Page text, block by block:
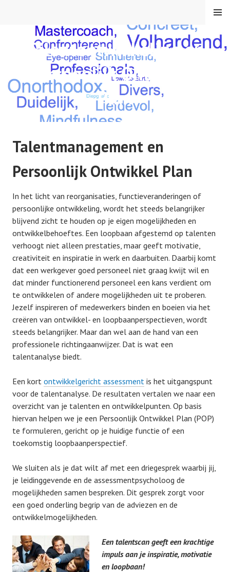
MBA HUMAN CAPITAL
MENU
Talentontwikkeling en
Persoonlijk Ontwikkel
Plan
Talentmanagement en
Persoonlijk Ontwikkel Plan
In het licht van reorganisaties, functieveranderingen of
persoonlijke ontwikkeling, wordt het steeds belangrijker
blijvend zicht te houden op je eigen mogelijkheden en
ontwikkelbehoeftes. Een loopbaan afgestemd op talenten
verhoogt niet alleen prestaties, maar geeft motivatie,
creativiteit en inspiratie in werk en daarbuiten. Daarbij komt
dat een werkgever goed personeel niet graag kwijt wil en
dat minder functionerend personeel een kans verdient om
te ontwikkelen of andere mogelijkheden uit te proberen.
Jezelf inspireren of medewerkers binden en boeien via het
creëren van ontwikkel- en loopbaanperspectieven, wordt
steeds belangrijker. Maar dan wel aan de hand van een
professionele richtingaanwijzer. Dat is wat een
talentanalyse biedt.
Een kort ontwikkelgericht assessment is het uitgangspunt
voor de talentanalyse. De resultaten vertalen we naar een
overzicht van je talenten en ontwikkelpunten. Op basis
hiervan helpen we je een Persoonlijk Ontwikkel Plan (POP)
te formuleren, gericht op je huidige functie of een
toekomstig loopbaanperspectief.
We sluiten als je dat wilt af met een driegesprek waarbij jij,
je leidinggevende en de assessmentpsycholoog de
mogelijkheden samen bespreken. Dit gesprek zorgt voor
een goed onderling begrip van de adviezen en de
ontwikkelmogelijkheden.
Een talentscan geeft een krachtige
impuls aan je inspiratie, motivatie
en loopbaan!